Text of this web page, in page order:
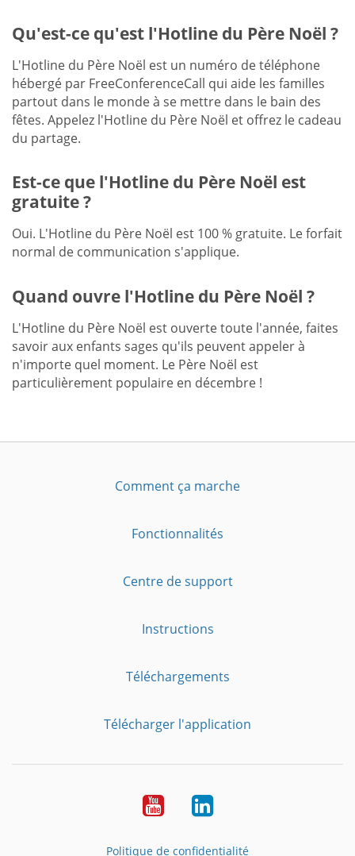
Qu'est-ce qu'est l'Hotline du Père Noël ?
L'Hotline du Père Noël est un numéro de téléphone
hébergé par FreeConferenceCall qui aide les familles
partout dans le monde à se mettre dans le bain des
fêtes. Appelez l'Hotline du Père Noël et offrez le cadeau
du partage.
Est-ce que l'Hotline du Père Noël est
gratuite ?
Oui. L'Hotline du Père Noël est 100 % gratuite. Le forfait
normal de communication s'applique.
Quand ouvre l'Hotline du Père Noël ?
L'Hotline du Père Noël est ouverte toute l'année, faites
savoir aux enfants sages qu'ils peuvent appeler à
n'importe quel moment. Le Père Noël est
particulièrement populaire en décembre !
Comment ça marche
Fonctionnalités
Centre de support
Instructions
Téléchargements
Télécharger l'application
YouTubeLinkedIn
Politique de confidentialité